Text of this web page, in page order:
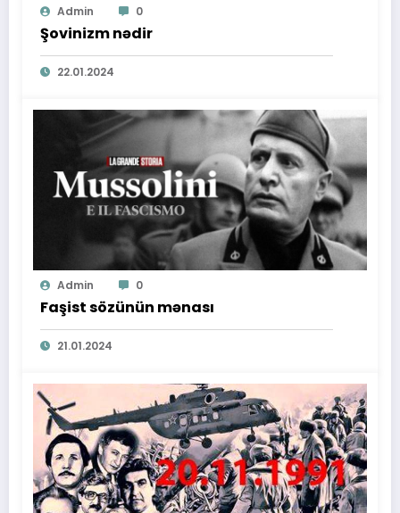
Admin 0
Şovinizm nədir
22.01.2024
Admin 0
Faşist sözünün mənası
21.01.2024